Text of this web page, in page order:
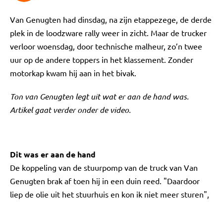
Van Genugten had dinsdag, na zijn etappezege, de derde
plek in de loodzware rally weer in zicht. Maar de trucker
verloor woensdag, door technische malheur, zo’n twee
uur op de andere toppers in het klassement. Zonder
motorkap kwam hij aan in het bivak.
Ton van Genugten legt uit wat er aan de hand was.
Artikel gaat verder onder de video.
Dit was er aan de hand
De koppeling van de stuurpomp van de truck van Van
Genugten brak af toen hij in een duin reed. "Daardoor
liep de olie uit het stuurhuis en kon ik niet meer sturen",